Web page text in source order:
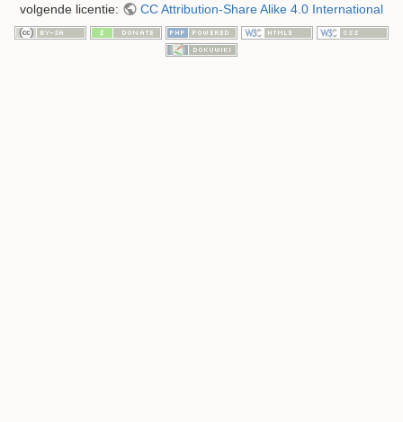
volgende licentie:
CC Attribution-Share Alike 4.0 International